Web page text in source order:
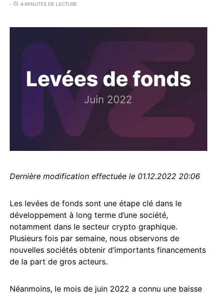
4 MINUTES DE LECTURE
Dernière modification effectuée le 01.12.2022 20:06
Les levées de fonds sont une étape clé dans le
développement à long terme d’une société,
notamment dans le secteur crypto graphique.
Plusieurs fois par semaine, nous observons de
nouvelles sociétés obtenir d’importants financements
de la part de gros acteurs.
Néanmoins, le mois de juin 2022 a connu une baisse